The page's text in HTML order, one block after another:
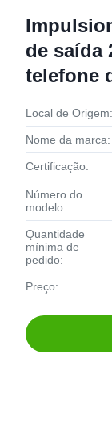
de saída
telefone
Local de Origem:
Nome da marca:
Certificação:
Número do
modelo:
Quantidade
mínima de
pedido:
Preço: